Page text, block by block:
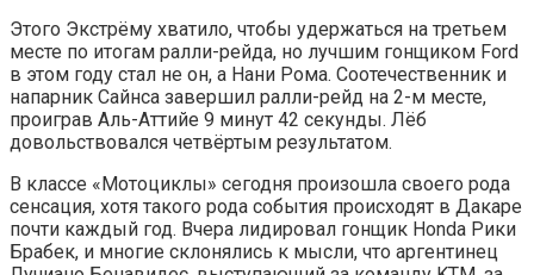
Этого Экстрёму хватило, чтобы удержаться на третьем
месте по итогам ралли-рейда, но лучшим гонщиком Ford
в этом году стал не он, а Нани Рома. Соотечественник и
напарник Сайнса завершил ралли-рейд на 2-м месте,
проиграв Аль-Аттийе 9 минут 42 секунды. Лёб
довольствовался четвёртым результатом.
В классе «Мотоциклы» сегодня произошла своего рода
сенсация, хотя такого рода события происходят в Дакаре
почти каждый год. Вчера лидировал гонщик Honda Рики
Брабек, и многие склонялись к мысли, что аргентинец